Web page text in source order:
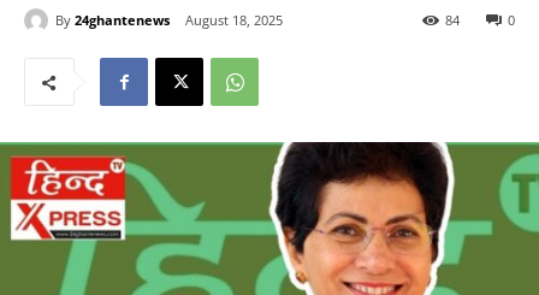
By 24ghantenews August 18, 2025 0
84